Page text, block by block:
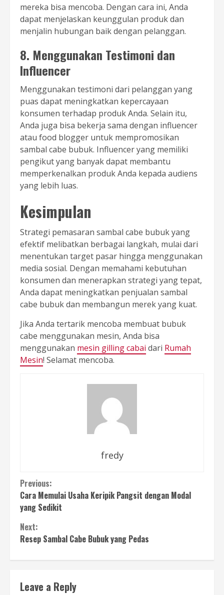
mereka bisa mencoba. Dengan cara ini, Anda
dapat menjelaskan keunggulan produk dan
menjalin hubungan baik dengan pelanggan.
8. Menggunakan Testimoni dan
Influencer
Menggunakan testimoni dari pelanggan yang
puas dapat meningkatkan kepercayaan
konsumen terhadap produk Anda. Selain itu,
Anda juga bisa bekerja sama dengan influencer
atau food blogger untuk mempromosikan
sambal cabe bubuk. Influencer yang memiliki
pengikut yang banyak dapat membantu
memperkenalkan produk Anda kepada audiens
yang lebih luas.
Kesimpulan
Strategi pemasaran sambal cabe bubuk yang
efektif melibatkan berbagai langkah, mulai dari
menentukan target pasar hingga menggunakan
media sosial. Dengan memahami kebutuhan
konsumen dan menerapkan strategi yang tepat,
Anda dapat meningkatkan penjualan sambal
cabe bubuk dan membangun merek yang kuat.
Jika Anda tertarik mencoba membuat bubuk
cabe menggunakan mesin, Anda bisa
menggunakan mesin gilling cabai dari Rumah
Mesin! Selamat mencoba.
fredy
Continue
Reading
Previous:
Cara Memulai Usaha Keripik Pangsit dengan Modal
yang Sedikit
Next:
Resep Sambal Cabe Bubuk yang Pedas
Leave a Reply